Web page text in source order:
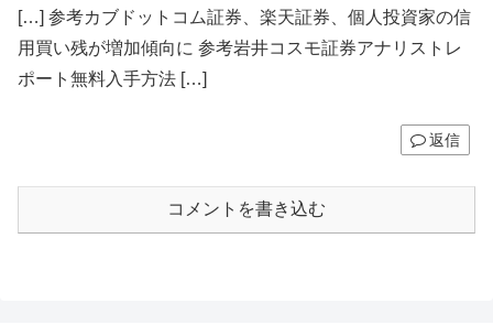
[…] 参考カブドットコム証券、楽天証券、個人投資家の信
用買い残が増加傾向に 参考岩井コスモ証券アナリストレ
ポート無料入手方法 […]
返信
コメントを書き込む